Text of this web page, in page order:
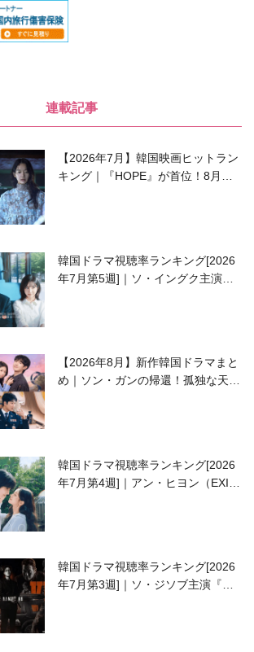
連載記事
【2026年7月】韓国映画ヒットラン
キング｜『HOPE』が首位！8月公
韓国ドラマ視聴率ランキング[2026
年7月第5週]｜ソ・イングク主演の
【2026年8月】新作韓国ドラマまと
め｜ソン・ガンの帰還！孤独な天才
韓国ドラマ視聴率ランキング[2026
年7月第4週]｜アン・ヒヨン（EXID
韓国ドラマ視聴率ランキング[2026
年7月第3週]｜ソ・ジソブ主演『エ